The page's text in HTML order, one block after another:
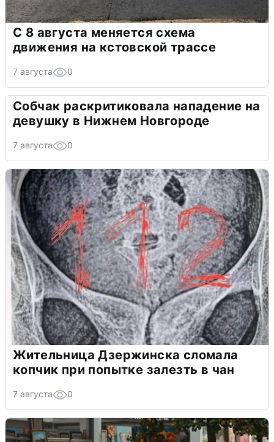
С 8 августа меняется схема
движения на кстовской трассе
7 августа 0
Собчак раскритиковала нападение на
девушку в Нижнем Новгороде
7 августа 0
Жительница Дзержинска сломала
копчик при попытке залезть в чан
7 августа 0